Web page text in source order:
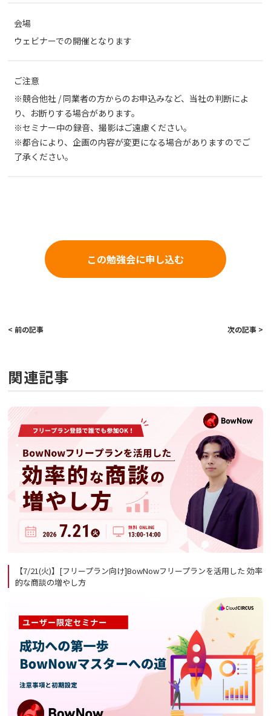
会場
ウェビナーでの開催となります
ご注意
※競合他社 / 同業者の方からのお申込みなど、当社の判断によ
り、お断りする場合があります。
※セミナー中の録音、撮影はご遠慮ください。
※都合により、企画の内容が変更になる場合がありますのでご
了承ください。
この勉強会に申し込む
< 前の記事 次の記事 >
関連記事
【7/21(火)】[フリープラン向け]BowNowフリープランを活用した 効率
的な商談の増やし方